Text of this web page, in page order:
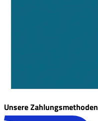
Unsere Zahlungsmethoden